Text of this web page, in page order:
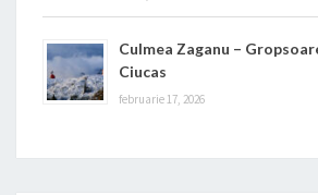
Culmea Zaganu –
Ciucas
februarie 17, 2026